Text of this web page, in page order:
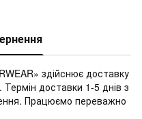
здійснює доставку
Термін доставки 1-5 днів з
Працюємо переважно